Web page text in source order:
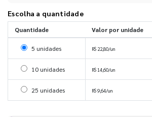
Escolha a quantidade
Quantidade Valor por unidade
Selecionar 5 unidades
5 unidades R$ 22,80/un
Selecionar 10 unidades
10 unidades R$ 14,60/un
Selecionar 25 unidades
25 unidades R$ 9,64/un